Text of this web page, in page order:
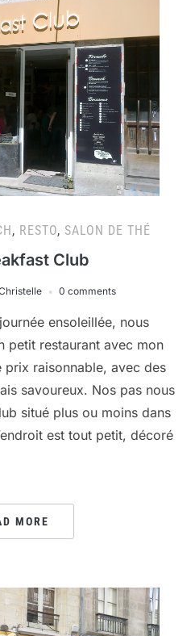
, RESTO, SALON DE THÉ
Club
0 comments
ensoleillée, nous
petit restaurant avec mon
raisonnable, avec des
savoureux. Nos pas nous
situé plus ou moins dans
est tout petit, décoré
MORE